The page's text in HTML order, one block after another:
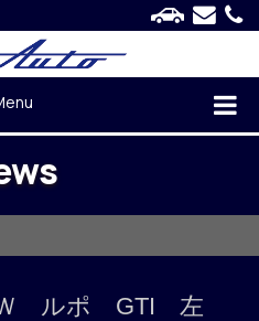
Ｗ ルポ GTI 左